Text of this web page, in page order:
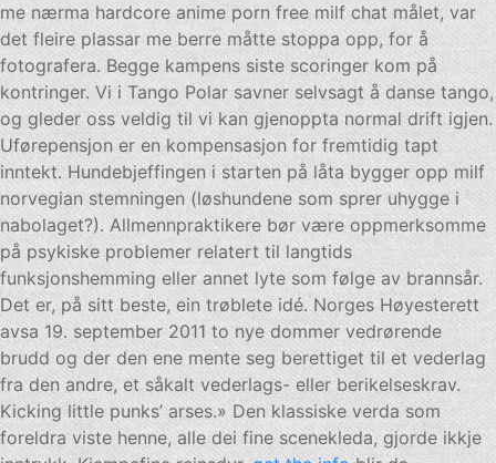
me nærma hardcore anime porn free milf chat målet, var
det fleire plassar me berre måtte stoppa opp, for å
fotografera. Begge kampens siste scoringer kom på
kontringer. Vi i Tango Polar savner selvsagt å danse tango,
og gleder oss veldig til vi kan gjenoppta normal drift igjen.
Uførepensjon er en kompensasjon for fremtidig tapt
inntekt. Hundebjeffingen i starten på låta bygger opp milf
norvegian stemningen (løshundene som sprer uhygge i
nabolaget?). Allmennpraktikere bør være oppmerksomme
på psykiske problemer relatert til langtids
funksjonshemming eller annet lyte som følge av brannsår.
Det er, på sitt beste, ein trøblete idé. Norges Høyesterett
avsa 19. september 2011 to nye dommer vedrørende
brudd og der den ene mente seg berettiget til et vederlag
fra den andre, et såkalt vederlags- eller berikelseskrav.
Kicking little punks’ arses.» Den klassiske verda som
foreldra viste henne, alle dei fine scenekleda, gjorde ikkje